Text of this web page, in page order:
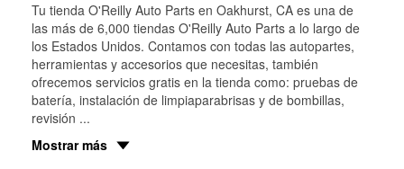
Tu tienda O'Reilly Auto Parts en Oakhurst, CA es una de
las más de 6,000 tiendas O'Reilly Auto Parts a lo largo de
los Estados Unidos. Contamos con todas las autopartes,
herramientas y accesorios que necesitas, también
ofrecemos servicios gratis en la tienda como: pruebas de
batería, instalación de limpiaparabrisas y de bombillas,
revisión ...
Mostrar más